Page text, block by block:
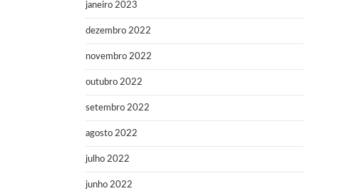
janeiro 2023
dezembro 2022
novembro 2022
outubro 2022
setembro 2022
agosto 2022
julho 2022
junho 2022